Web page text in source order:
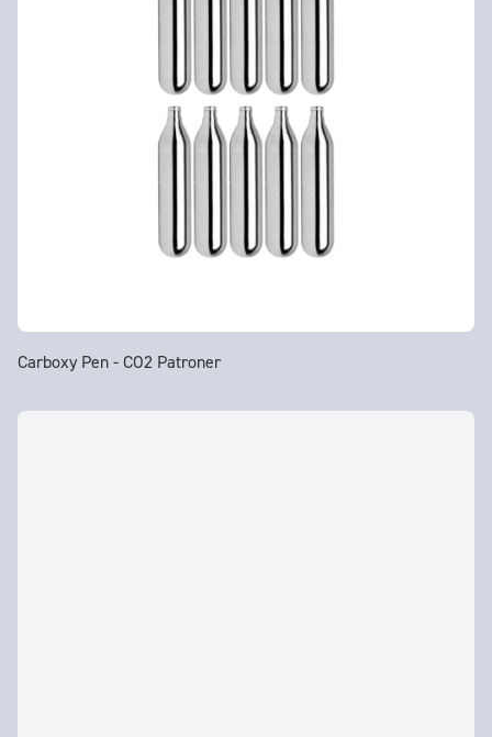
Carboxy Pen - CO2 Patroner